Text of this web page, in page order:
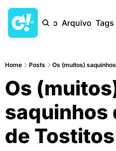
Início Arquivo Tags
Home Posts Os (muitos)
Os
saquinhos
de Tostitos